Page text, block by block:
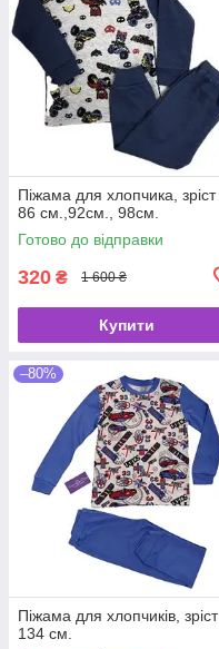
Піжама для хлопчика, зріст
86 см.,92см., 98см.
Готово до відправки
320 ₴ 1 600 ₴
Купити
–80%
Піжама для хлопчиків, зріст
134 см.